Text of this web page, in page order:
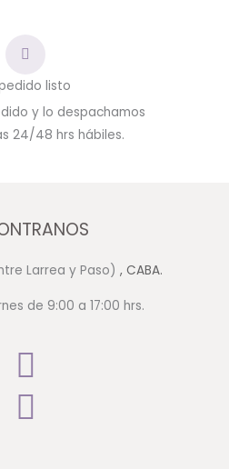
listo
y lo despachamos
24/48 hrs hábiles.
Larrea y Paso) , CABA.
de 9:00 a 17:00 hrs.